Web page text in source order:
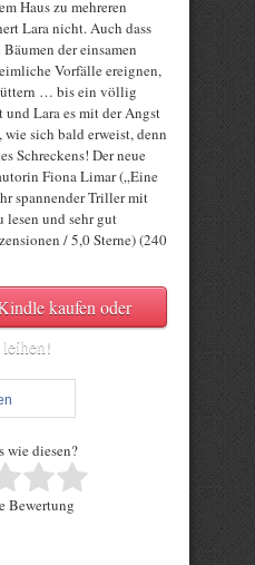
Haus zu mehreren
Lara nicht. Auch dass
der einsamen
Vorfälle ereignen,
… bis ein völlig
Lara es mit der Angst
sich bald erweist, denn
Schreckens! Der neue
Fiona Limar („Eine
spannender Triller mit
lesen und sehr gut
/ 5,0 Sterne) (240
kaufen oder
wie diesen?
Bewertung